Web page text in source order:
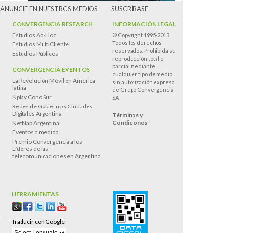
ANUNCIE EN NUESTROS MEDIOS SUSCRÍBASE
CONVERGENCIA RESEARCH
Estudios Ad-Hoc
Estudios MultiCliente
Estudios Públicos
CONVERGENCIA EVENTOS
La Revolución Móvil en América
latina
Nplay Cono Sur
Redes de Gobierno y Ciudades
Digitales Argentina
NetNap Argentina
Eventos a medida
Premio Convergencia a los
Líderes de las
telecomunicaciones en Argentina
INFORMACIÓN LEGAL
© Copyright 1995-2013
Todos los derechos
reservados. Prohibida su
reproducción total o
parcial mediante
cualquier tipo de medio
sin autorización expresa
de Grupo Convergencia
SA
Términos y
Condiciones
HERRAMIENTAS
Traducir con Google